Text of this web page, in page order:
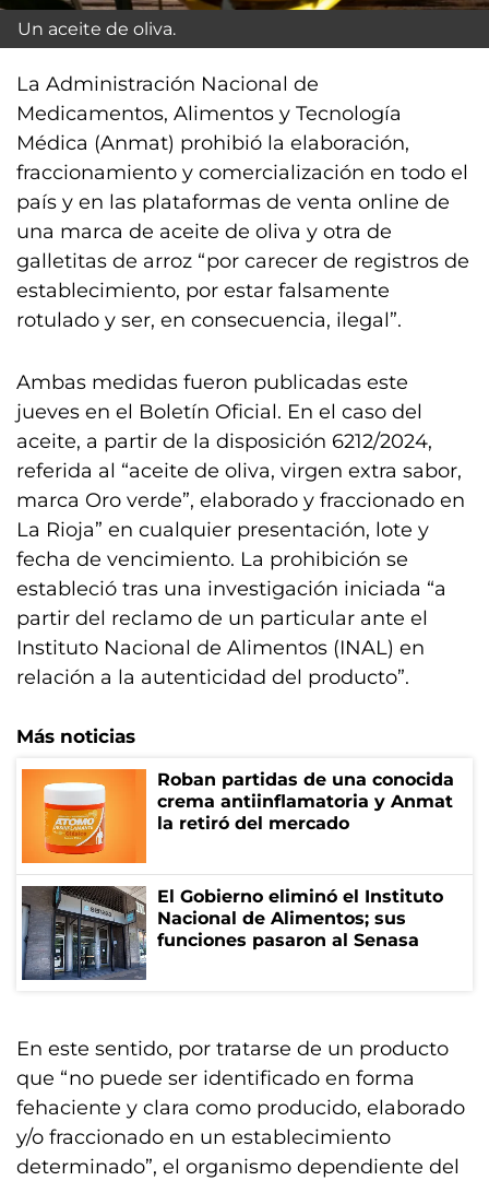
Un aceite de oliva.
La Administración Nacional de
Medicamentos, Alimentos y Tecnología
Médica (Anmat) prohibió la elaboración,
fraccionamiento y comercialización en todo el
país y en las plataformas de venta online de
una marca de aceite de oliva y otra de
galletitas de arroz “por carecer de registros de
establecimiento, por estar falsamente
rotulado y ser, en consecuencia, ilegal”.
Ambas medidas fueron publicadas este
jueves en el Boletín Oficial. En el caso del
aceite, a partir de la disposición 6212/2024,
referida al “aceite de oliva, virgen extra sabor,
marca Oro verde”, elaborado y fraccionado en
La Rioja” en cualquier presentación, lote y
fecha de vencimiento. La prohibición se
estableció tras una investigación iniciada “a
partir del reclamo de un particular ante el
Instituto Nacional de Alimentos (INAL) en
relación a la autenticidad del producto”.
Más noticias
Roban partidas de una conocida
crema antiinflamatoria y Anmat
la retiró del mercado
El Gobierno eliminó el Instituto
Nacional de Alimentos; sus
funciones pasaron al Senasa
En este sentido, por tratarse de un producto
que “no puede ser identificado en forma
fehaciente y clara como producido, elaborado
y/o fraccionado en un establecimiento
determinado”, el organismo dependiente del